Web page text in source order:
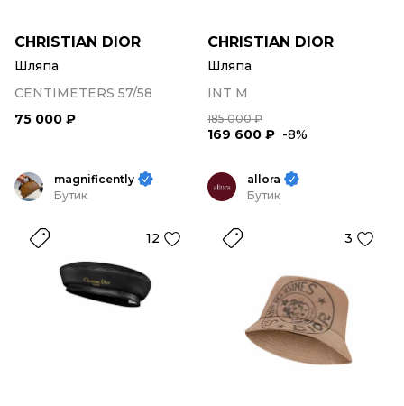
CHRISTIAN DIOR
Шляпа
CENTIMETERS 57/58
75 000 ₽
CHRISTIAN DIOR
Шляпа
INT M
185 000 ₽
169 600 ₽ -8%
magnificently
Бутик
12
allora
Бутик
3